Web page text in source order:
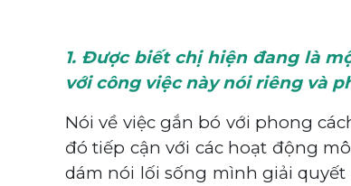
1. Được biết chị hiện đang là
với công việc này nói riêng và
Nói về việc gắn bó với phong
đó tiếp cận với các hoạt động
dám nói lối sống mình giải